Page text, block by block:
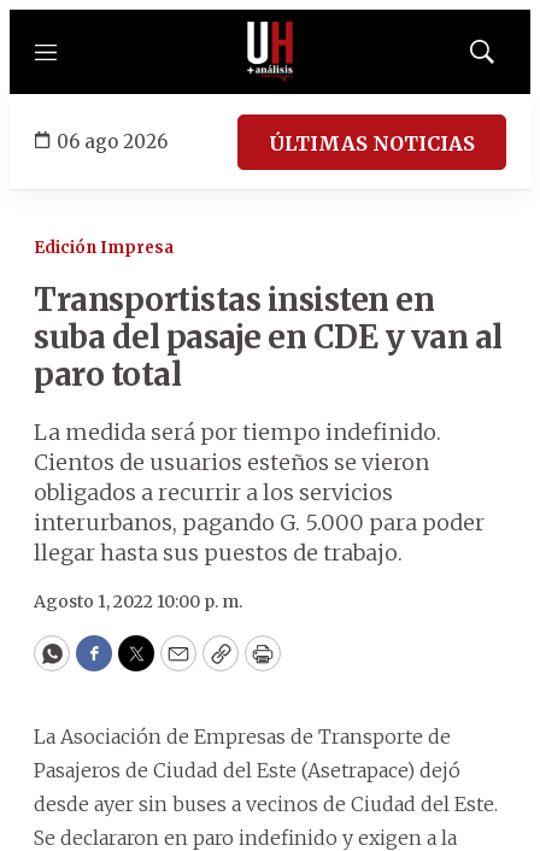
Menú
Mostrar
06 ago 2026 ÚLTIMAS NOTICIAS
Edición Impresa
Transportistas insisten en
suba del pasaje en CDE y van al
paro total
La medida será por tiempo indefinido.
Cientos de usuarios esteños se vieron
obligados a recurrir a los servicios
interurbanos, pagando G. 5.000 para poder
llegar hasta sus puestos de trabajo.
Agosto 1, 2022 10:00 p. m.
WhatsApp
Facebook
Twitter
EmailCopyPrint
La Asociación de Empresas de Transporte de
Pasajeros de Ciudad del Este (Asetrapace) dejó
desde ayer sin buses a vecinos de Ciudad del Este.
Se declararon en paro indefinido y exigen a la